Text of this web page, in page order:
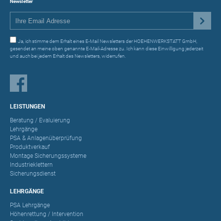
Ja, ich stimme dem Erhalt eines E-Mail Newsletters der HOEHENWERKSTATT GmbH,
gesendet an meine oben genannte E-Mail-Adresse zu. Ich kann diese Einwilligung jederzeit
und auch bei jedem Erhalt des Newsletters, widerrufen.
LEISTUNGEN
Beratung / Evaluierung
Lehrgänge
PSA & Anlagenüberprüfung
Produktverkauf
Montage Sicherungssysteme
Industrieklettern
Sicherungsdienst
LEHRGÄNGE
PSA Lehrgänge
Höhenrettung / Intervention